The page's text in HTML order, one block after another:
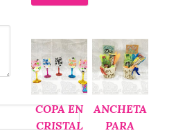
COPA EN
CRISTAL
ANCHETA
PARA